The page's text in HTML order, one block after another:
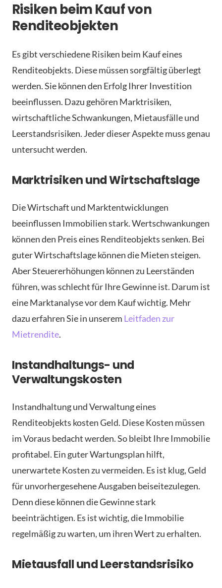
Risiken beim Kauf von
Renditeobjekten
Es gibt verschiedene Risiken beim Kauf eines
Renditeobjekts. Diese müssen sorgfältig überlegt
werden. Sie können den Erfolg Ihrer Investition
beeinflussen. Dazu gehören Marktrisiken,
wirtschaftliche Schwankungen, Mietausfälle und
Leerstandsrisiken. Jeder dieser Aspekte muss genau
untersucht werden.
Marktrisiken und Wirtschaftslage
Die Wirtschaft und Marktentwicklungen
beeinflussen Immobilien stark. Wertschwankungen
können den Preis eines Renditeobjekts senken. Bei
guter Wirtschaftslage können die Mieten steigen.
Aber Steuererhöhungen können zu Leerständen
führen, was schlecht für Ihre Gewinne ist. Darum ist
eine Marktanalyse vor dem Kauf wichtig. Mehr
dazu erfahren Sie in unserem Leitfaden zur
Mietrendite.
Instandhaltungs- und
Verwaltungskosten
Instandhaltung und Verwaltung eines
Renditeobjekts kosten Geld. Diese Kosten müssen
im Voraus bedacht werden. So bleibt Ihre Immobilie
profitabel. Ein guter Wartungsplan hilft,
unerwartete Kosten zu vermeiden. Es ist klug, Geld
für unvorhergesehene Ausgaben beiseitezulegen.
Denn diese können die Gewinne stark
beeinträchtigen. Es ist wichtig, die Immobilie
regelmäßig zu warten, um ihren Wert zu erhalten.
Mietausfall und Leerstandsrisiko